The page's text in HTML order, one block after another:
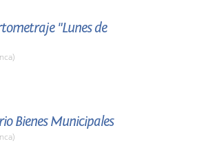
"Lunes de
Bienes Municipales